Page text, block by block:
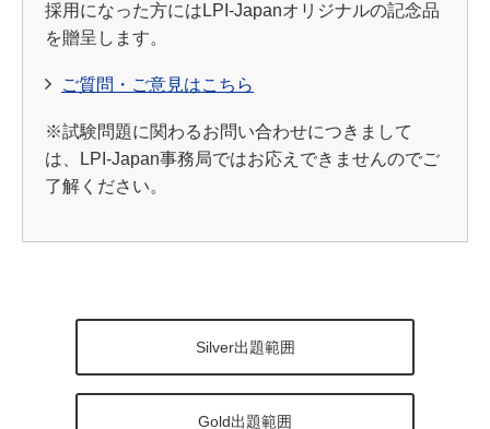
採用になった方にはLPI-Japanオリジナルの記念品
を贈呈します。
ご質問・ご意見はこちら
※試験問題に関わるお問い合わせにつきまして
は、LPI-Japan事務局ではお応えできませんのでご
了解ください。
Silver出題範囲
Gold出題範囲